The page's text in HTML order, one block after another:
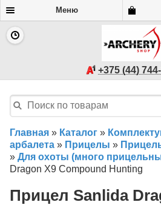
Меню
+375 (44)
Главная » Каталог »
арбалета » Прицелы »
» Для охоты (много
Dragon X9 Compound Hunting
Прицел Sanlida